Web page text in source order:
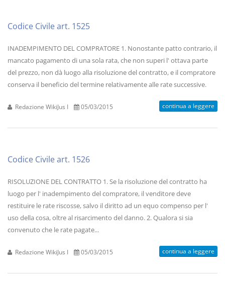
Codice Civile art. 1525
INADEMPIMENTO DEL COMPRATORE 1. Nonostante patto contrario, il
mancato pagamento di una sola rata, che non superi l' ottava parte
del prezzo, non dà luogo alla risoluzione del contratto, e il compratore
conserva il beneficio del termine relativamente alle rate successive.
Redazione WikiJus I 05/03/2015 continua a leggere
Codice Civile art. 1526
RISOLUZIONE DEL CONTRATTO 1. Se la risoluzione del contratto ha
luogo per l' inadempimento del compratore, il venditore deve
restituire le rate riscosse, salvo il diritto ad un equo compenso per l'
uso della cosa, oltre al risarcimento del danno. 2. Qualora si sia
convenuto che le rate pagate...
Redazione WikiJus I 05/03/2015 continua a leggere